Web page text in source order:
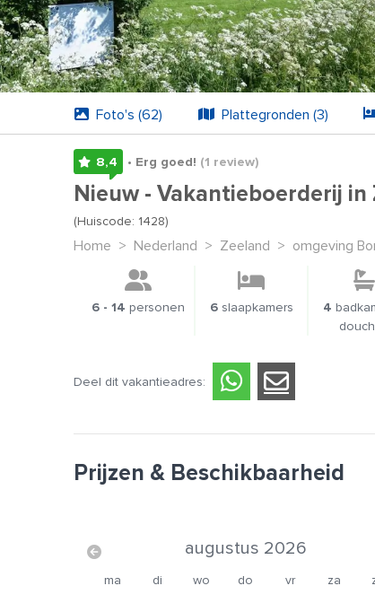
Foto's (62) Plattegronden (3)
8,4 • Erg goed! (1 review)
Nieuw - Vakantieboerderij
(Huiscode: 1428)
Home > Nederland > Zeeland > omgeving
6 - 14 personen 6slaapkamers 4
Deel dit vakantieadres:
Prijzen & Beschikbaarheid
augustus 2026
ma di wo do vr za